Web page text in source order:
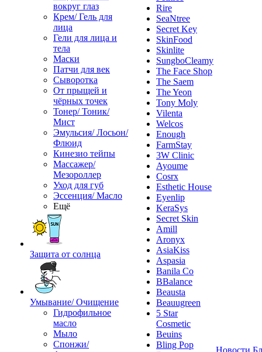
вокруг глаз
Крем/ Гель для
лица
Гели для лица и
тела
Маски
Патчи для век
Сыворотка
От прыщей и
чёрных точек
Тонер/ Тоник/
Мист
Эмульсия/ Лосьон/
Флюид
Кинезио тейпы
Массажер/
Мезороллер
Уход для губ
Эссенция/ Масло
Ещё
Защита от солнца
Умывание/ Очищение
Гидрофильное
масло
Мыло
Спонжи/
Rire
SeaNtree
Secret Key
SkinFood
Skinlite
SungboCleamy
The Face Shop
The Saem
The Yeon
Tony Moly
Vilenta
Welcos
Enough
FarmStay
3W Clinic
Ayoume
Cosrx
Esthetic House
Eyenlip
KeraSys
Secret Skin
Amill
Aronyx
AsiaKiss
Aspasia
Banila Co
BBalance
Beausta
Beauugreen
5 Star
Cosmetic
Beuins
Bling Pop
Новости